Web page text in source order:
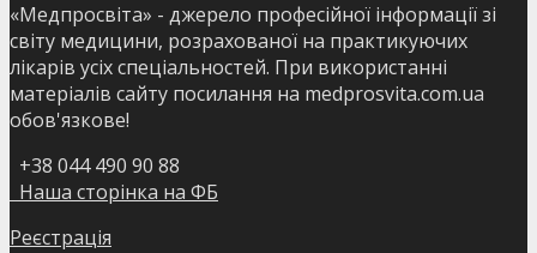
«Медпросвіта» - джерело професійної інформації зі
світу медицини, розрахованої на практикуючих
лікарів усіх спеціальностей. При використанні
матеріалів сайту посилання на medprosvita.com.ua
обов'язкове!
+38 044 490 90 88
Наша сторінка на ФБ
Реєстрація